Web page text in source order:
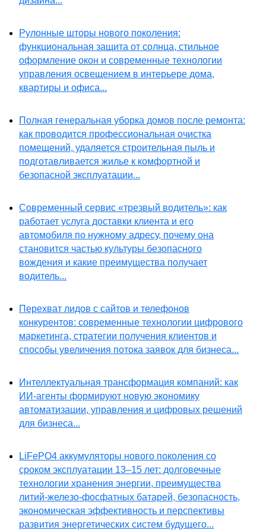
Рулонные шторы нового поколения:
функциональная защита от солнца, стильное
оформление окон и современные технологии
управления освещением в интерьере дома,
квартиры и офиса...
Полная генеральная уборка домов после ремонта:
как проводится профессиональная очистка
помещений, удаляется строительная пыль и
подготавливается жилье к комфортной и
безопасной эксплуатации...
Современный сервис «трезвый водитель»: как
работает услуга доставки клиента и его
автомобиля по нужному адресу, почему она
становится частью культуры безопасного
вождения и какие преимущества получает
водитель...
Перехват лидов с сайтов и телефонов
конкурентов: современные технологии цифрового
маркетинга, стратегии получения клиентов и
способы увеличения потока заявок для бизнеса...
Интеллектуальная трансформация компаний: как
ИИ-агенты формируют новую экономику
автоматизации, управления и цифровых решений
для бизнеса...
LiFePO4 аккумуляторы нового поколения со
сроком эксплуатации 13–15 лет: долговечные
технологии хранения энергии, преимущества
литий-железо-фосфатных батарей, безопасность,
экономическая эффективность и перспективы
развития энергетических систем будущего...